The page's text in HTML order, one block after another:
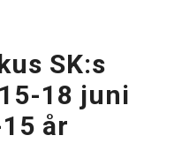
SK:s
18 juni
år